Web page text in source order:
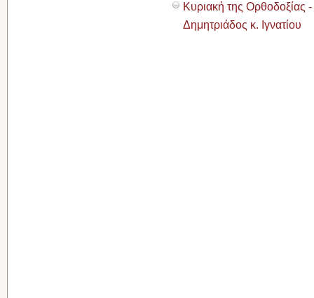
Κυριακή της
Δημητριάδος κ. Ιγνατίου